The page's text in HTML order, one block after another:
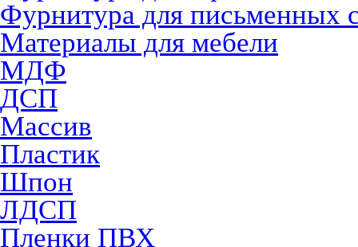
Фурнитура для письменных
Материалы для мебели
МДФ
ДСП
Массив
Пластик
Шпон
ЛДСП
Пленки ПВХ